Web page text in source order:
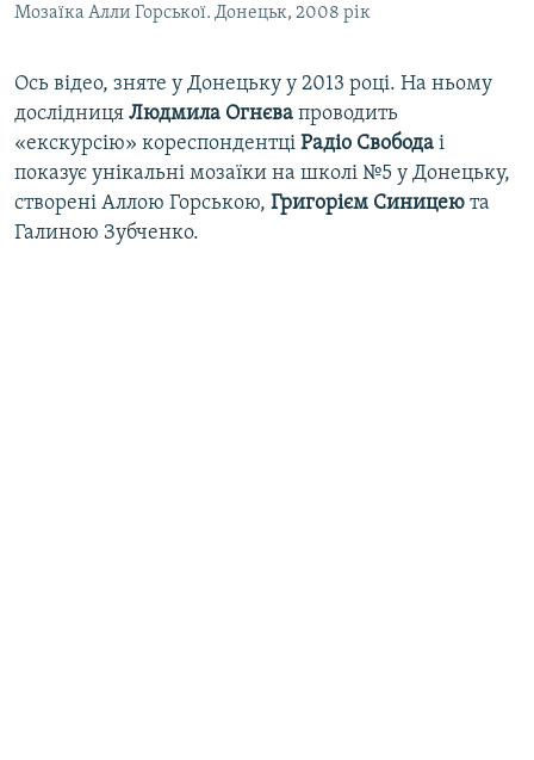
Мозаїка Алли Горської. Донецьк, 2008 рік
Ось відео, зняте у Донецьку у 2013 році. На ньому
дослідниця Людмила Огнєва проводить
«екскурсію» кореспондентці Радіо Свобода і
показує унікальні мозаїки на школі №5 у Донецьку,
створені Аллою Горською, Григорієм Синицею та
Галиною Зубченко.